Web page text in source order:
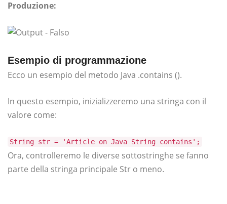
Produzione:
Esempio di programmazione
Ecco un esempio del metodo Java .contains ().
In questo esempio, inizializzeremo una stringa con il
valore come:
String str = 'Article on Java String contains';
Ora, controlleremo le diverse sottostringhe se fanno
parte della stringa principale Str o meno.